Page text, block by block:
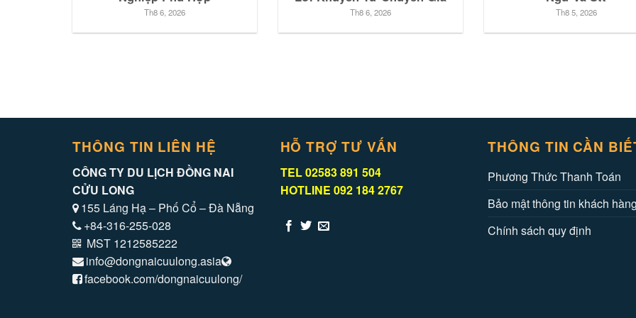
Th8 6, 2026 Th8 6, 2026 Th8 5, 2026
THÔNG TIN LIÊN HỆ
CÔNG TY DU LỊCH ĐỒNG NAI
CỬU LONG
155 Láng Hạ – Phố Cổ – Đà Nẵng
+84-316-255-028
MST 1212585222
info@dongnaicuulong.asia
facebook.com/dongnaicuulong/
HỖ TRỢ TƯ VẤN
TEL 02583 891 504
HOTLINE 092 184 2767
THÔNG TIN CẦN
Phương Thức Thanh Toán
Bảo mật thông tin khách hàng
Chính sách quy định